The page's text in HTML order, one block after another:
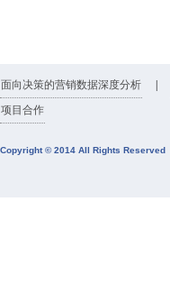
面向决策的营销数据深度分析
项目合作
Copyright © 2014 All Rights Reserved